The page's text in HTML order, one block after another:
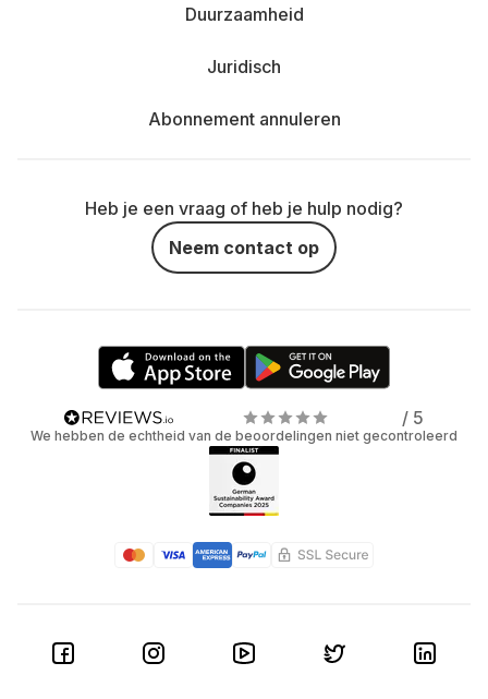
Duurzaamheid
Juridisch
Abonnement annuleren
Heb je een vraag of heb je hulp nodig?
Neem contact op
/ 5
We hebben de echtheid van de beoordelingen niet gecontroleerd